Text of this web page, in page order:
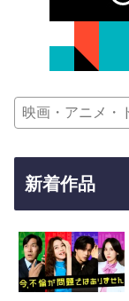
新着作品